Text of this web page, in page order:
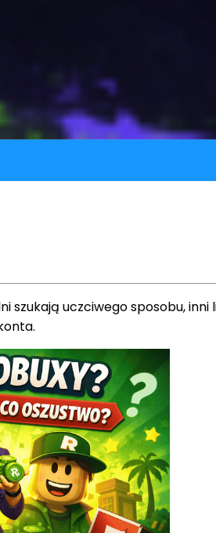
uczciwego sposobu,